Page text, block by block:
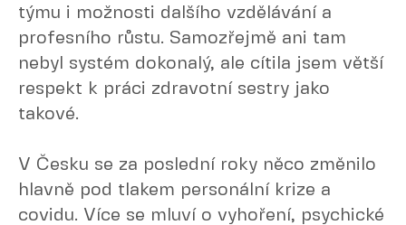
týmu i možnosti dalšího vzdělávání a
profesního růstu. Samozřejmě ani tam
nebyl systém dokonalý, ale cítila jsem větší
respekt k práci zdravotní sestry jako
takové.
V Česku se za poslední roky něco změnilo
hlavně pod tlakem personální krize a
covidu. Více se mluví o vyhoření, psychické